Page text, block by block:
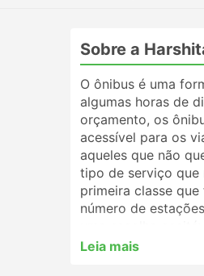
Sobre a
O ônibus é uma
algumas horas de
orçamento, os
acessível para os
aqueles que não
tipo de serviço que
primeira classe
número de
melhor opção.
Leia mais